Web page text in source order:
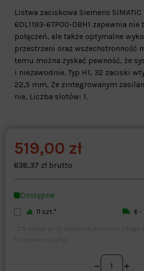
Listwa zaciskowa Siemens SIMATIC
6DL1193-6TP00-0BH1 zapewnia
połączeń, ale także optymalne
przestrzeni oraz wszechstronność
temu można zyskać pewność, że
i niezawodnie. Typ H1, 32 zaciski
22,5 mm, Ze zintegrowanym
nie, Liczba slotów: 1.
Warehouse
opcjonalne
519,00 zł
638,37 zł brutto
Dostępne
11 szt.*
6 -